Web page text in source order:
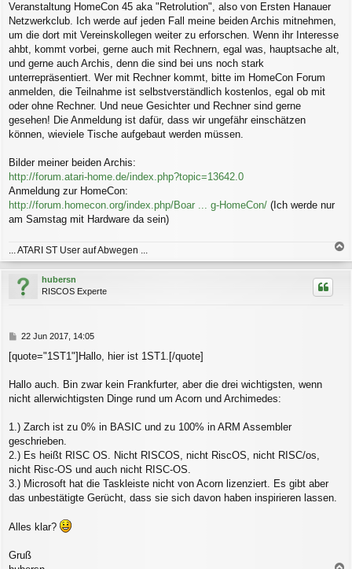
Veranstaltung HomeCon 45 aka "Retrolution", also von Ersten Hanauer
Netzwerkclub. Ich werde auf jeden Fall meine beiden Archis mitnehmen,
um die dort mit Vereinskollegen weiter zu erforschen. Wenn ihr Interesse
ahbt, kommt vorbei, gerne auch mit Rechnern, egal was, hauptsache alt,
und gerne auch Archis, denn die sind bei uns noch stark
unterrepräsentiert. Wer mit Rechner kommt, bitte im HomeCon Forum
anmelden, die Teilnahme ist selbstverständlich kostenlos, egal ob mit
oder ohne Rechner. Und neue Gesichter und Rechner sind gerne
gesehen! Die Anmeldung ist dafür, dass wir ungefähr einschätzen
können, wieviele Tische aufgebaut werden müssen.
Bilder meiner beiden Archis:
http://forum.atari-home.de/index.php?topic=13642.0
Anmeldung zur HomeCon:
http://forum.homecon.org/index.php/Boar ... g-HomeCon/ (Ich werde nur
am Samstag mit Hardware da sein)
... ATARI ST User auf Abwegen ...
a
c
hubersn
RISCOS Experte
B
i
r
22 Jun 2017, 14:05
[quote="1ST1"]Hallo, hier ist 1ST1.[/quote]
Hallo auch. Bin zwar kein Frankfurter, aber die drei wichtigsten, wenn
nicht allerwichtigsten Dinge rund um Acorn und Archimedes:
1.) Zarch ist zu 0% in BASIC und zu 100% in ARM Assembler
geschrieben.
2.) Es heißt RISC OS. Nicht RISCOS, nicht RiscOS, nicht RISC/os,
nicht Risc-OS und auch nicht RISC-OS.
3.) Microsoft hat die Taskleiste nicht von Acorn lizenziert. Es gibt aber
das unbestätigte Gerücht, dass sie sich davon haben inspirieren lassen.
Alles klar?
Gruß